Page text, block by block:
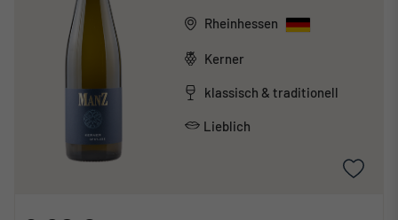
Rheinhessen
Kerner
klassisch & traditionell
Lieblich